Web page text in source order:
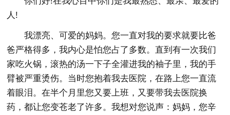
人!
我漂亮、可爱的妈妈。您一直对我的要求就要比爸
爸严格得多，我内心是怕您占了多数。直到有一次我们
家吃火锅，滚热的汤一下子全灌进我的袖子里，我的手
臂被严重烫伤。当时您抱着我去医院，在路上您一直流
着眼泪。在半个月里您又要上班，又要带我去医院换
药，都让您变苍老了许多。我想对您说声：妈妈，您辛